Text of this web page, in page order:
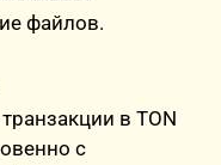
файлов.
в TON
с